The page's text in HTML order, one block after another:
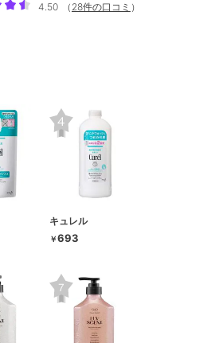
4.50
（ 28件の口コミ ）
キュレル
￥693